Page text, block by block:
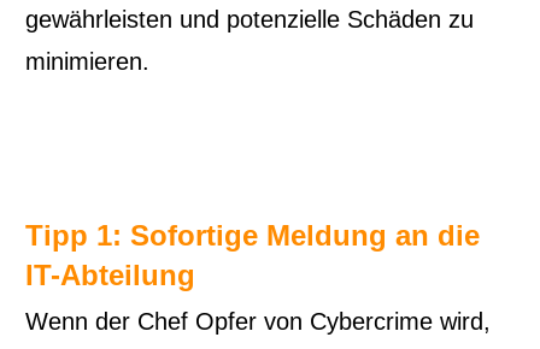
gewährleisten und potenzielle Schäden zu
minimieren.
Tipp 1: Sofortige Meldung an die
IT-Abteilung
Wenn der Chef Opfer von Cybercrime wird,